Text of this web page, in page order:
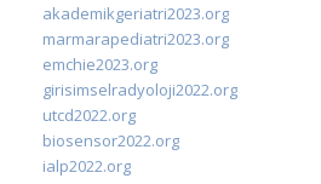
akademikgeriatri2023.org
marmarapediatri2023.org
emchie2023.org
girisimselradyoloji2022.org
utcd2022.org
biosensor2022.org
ialp2022.org